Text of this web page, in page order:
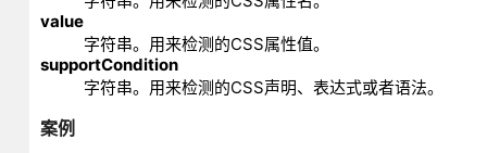
value
字符串。用来检测的CSS属性值。
supportCondition
字符串。用来检测的CSS声明、表达式或者语法。
案例